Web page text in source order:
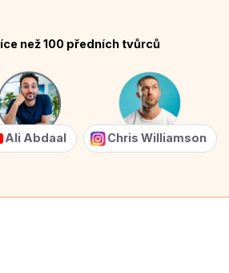
než 100 předních tvůrců
Ali Abdaal Chris Williamson